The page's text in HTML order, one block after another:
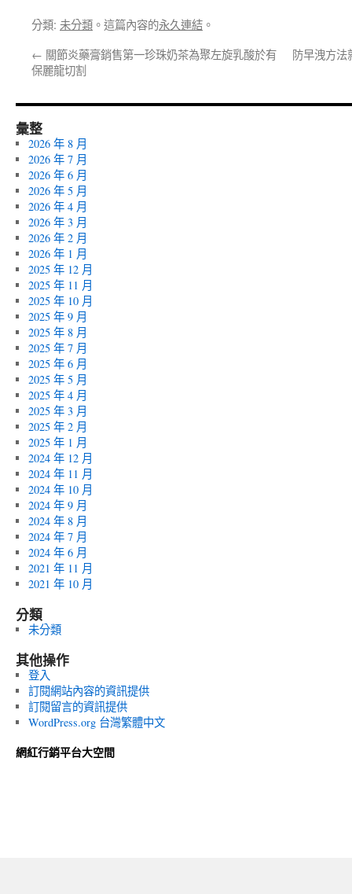
分類: 未分類 。這篇內容的永久連結 。
← 關節炎藥膏銷售第一珍珠奶茶為聚左旋乳酸於有
保麗龍切割
防早洩方法
彙整
2026 年 8 月
2026 年 7 月
2026 年 6 月
2026 年 5 月
2026 年 4 月
2026 年 3 月
2026 年 2 月
2026 年 1 月
2025 年 12 月
2025 年 11 月
2025 年 10 月
2025 年 9 月
2025 年 8 月
2025 年 7 月
2025 年 6 月
2025 年 5 月
2025 年 4 月
2025 年 3 月
2025 年 2 月
2025 年 1 月
2024 年 12 月
2024 年 11 月
2024 年 10 月
2024 年 9 月
2024 年 8 月
2024 年 7 月
2024 年 6 月
2021 年 11 月
2021 年 10 月
分類
未分類
其他操作
登入
訂閱網站內容的資訊提供
訂閱留言的資訊提供
WordPress.org 台灣繁體中文
網紅行銷平台大空間